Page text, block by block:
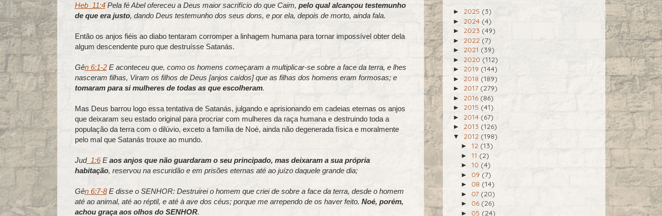
Heb_11:4Pela fé Abel ofereceu a Deus maior sacrifício do que Caim, pelo qual alcançou testemunho
de que era justo, dando Deus testemunho dos seus dons, e por ela, depois de morto, ainda fala.
Então os anjos fiéis ao diabo tentaram corromper a linhagem humana para tornar impossível obter dela
algum descendente puro que destruísse Satanás.
Gên 6:1-2E aconteceu que, como os homens começaram a multiplicar-se sobre a face da terra, e lhes
nasceram filhas, Viram os filhos de Deus [anjos caídos] que as filhas dos homens eram formosas; e
tomaram para si mulheres de todas as que escolheram.
Mas Deus barrou logo essa tentativa de Satanás, julgando e aprisionando em cadeias eternas os anjos
que deixaram seu estado original para procriar com mulheres da raça humana e destruindo toda a
população da terra com o dilúvio, exceto a família de Noé, ainda não degenerada física e moralmente
pelo mal que Satanás trouxe ao mundo.
Jud_1:6E aos anjos que não guardaram o seu principado, mas deixaram a sua própria
habitação, reservou na escuridão e em prisões eternas até ao juízo daquele grande dia;
Gên 6:7-8E disse o SENHOR: Destruirei o homem que criei de sobre a face da terra, desde o homem
até ao animal, até ao réptil, e até à ave dos céus; porque me arrependo de os haver feito. Noé, porém,
achou graça aos olhos do SENHOR.
► 2025 (3)
► 2024 (4)
► 2023 (49)
► 2022 (7)
► 2021 (39)
► 2020 (112)
► 2019 (144)
► 2018 (189)
► 2017 (279)
► 2016 (86)
► 2015 (41)
► 2014 (67)
► 2013 (126)
▼ 2012 (198)
►12 (13)
►11 (2)
►10 (4)
► 09 (7)
► 08 (14)
► 07 (20)
► 06 (26)
► 05 (24)